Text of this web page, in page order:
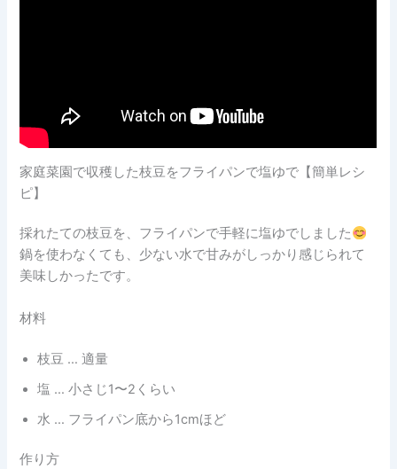
家庭菜園で収穫した枝豆をフライパンで塩ゆで【簡単レシ
ピ】
採れたての枝豆を、フライパンで手軽に塩ゆでしました
鍋を使わなくても、少ない水で甘みがしっかり感じられて
美味しかったです。
材料
枝豆 … 適量
塩 … 小さじ1〜2くらい
水 … フライパン底から1cmほど
作り方